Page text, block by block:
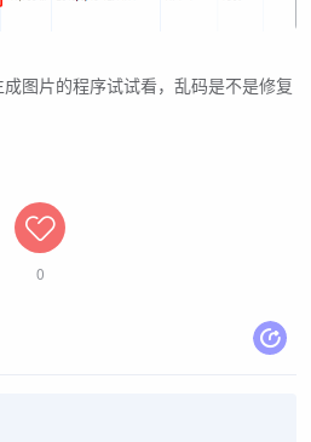
图片的程序试试看，乱码是不是修复
0